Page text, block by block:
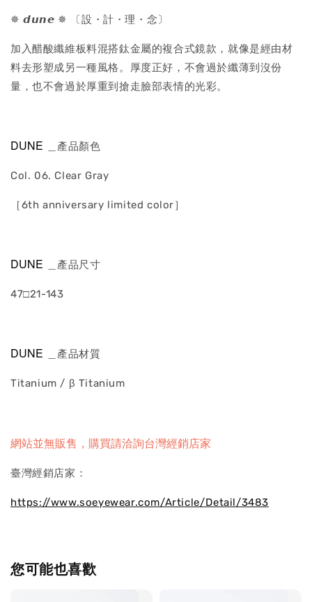
✵ 𝙙𝙪𝙣𝙚 ✵ 〔設・計・理・念〕
加入醋酸纖維板料混搭鈦金屬的複合式鏡款，就像是經由材
料去形塑成另一種風格。厚度正好，不會過於纖薄到沒份
量，也不會過於厚重到搶走臉部表情的光彩。
DUNE ＿產品顏色
Col. 06. Clear Gray
［6th anniversary limited color］
DUNE ＿產品尺寸
47□21-143
DUNE ＿產品材質
Titanium / β Titanium
網站並無販售，購買請洽詢台灣經銷店家
臺灣經銷店家：
https://www.soeyewear.com/Article/Detail/3483
您可能也喜歡